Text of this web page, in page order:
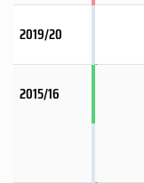
2019/20
2015/16